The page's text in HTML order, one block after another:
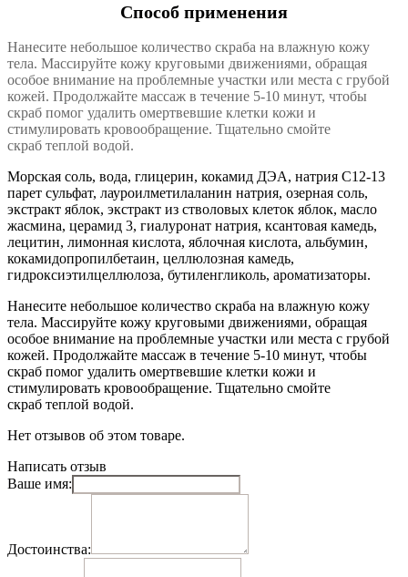
Способ применения
Нанесите небольшое количество скраба на влажную кожу
тела. Массируйте кожу круговыми движениями, обращая
особое внимание на проблемные участки или места с грубой
кожей. Продолжайте массаж в течение 5-10 минут, чтобы
скраб помог удалить омертвевшие клетки кожи и
стимулировать кровообращение. Тщательно смойте
скраб теплой водой.
Морская соль, вода, глицерин, кокамид ДЭА, натрия С12-13
парет сульфат, лауроилметилаланин натрия, озерная соль,
экстракт яблок, экстракт из стволовых клеток яблок, масло
жасмина, церамид 3, гиалуронат натрия, ксантовая камедь,
лецитин, лимонная кислота, яблочная кислота, альбумин,
кокамидопропилбетаин, целлюлозная камедь,
гидроксиэтилцеллюлоза, бутиленгликоль, ароматизаторы.
Нанесите небольшое количество скраба на влажную кожу
тела. Массируйте кожу круговыми движениями, обращая
особое внимание на проблемные участки или места с грубой
кожей. Продолжайте массаж в течение 5-10 минут, чтобы
скраб помог удалить омертвевшие клетки кожи и
стимулировать кровообращение. Тщательно смойте
скраб теплой водой.
Нет отзывов об этом товаре.
Написать отзыв
Ваше имя:
Достоинства: